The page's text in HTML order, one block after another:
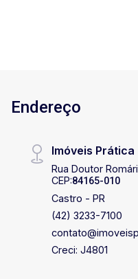
Endereço
Imóveis Prática
Rua Doutor
CEP:84165-010
Castro - PR
(42) 3233-7100
Creci: J4801